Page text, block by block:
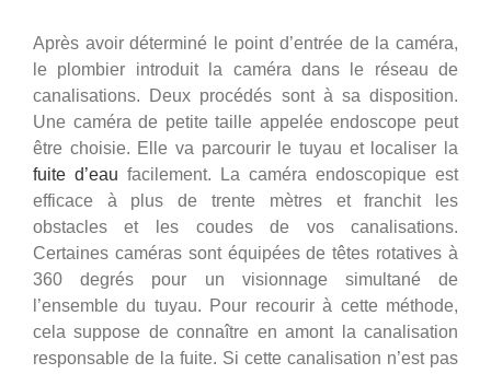
Après avoir déterminé le point d’entrée de la caméra,
le plombier introduit la caméra dans le réseau de
canalisations. Deux procédés sont à sa disposition.
Une caméra de petite taille appelée endoscope peut
être choisie. Elle va parcourir le tuyau et localiser la
fuite d’eau facilement. La caméra endoscopique est
efficace à plus de trente mètres et franchit les
obstacles et les coudes de vos canalisations.
Certaines caméras sont équipées de têtes rotatives à
360 degrés pour un visionnage simultané de
l’ensemble du tuyau. Pour recourir à cette méthode,
cela suppose de connaître en amont la canalisation
responsable de la fuite. Si cette canalisation n’est pas